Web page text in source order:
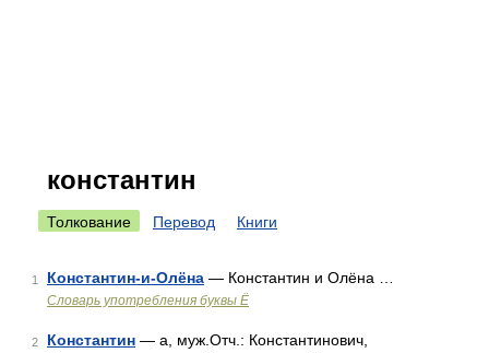
константин
Толкование Перевод Книги
1 Константин-и-Олёна — Константин и Олёна …
Словарь употребления буквы Ё
2 Константин — а, муж.Отч.: Константинович,